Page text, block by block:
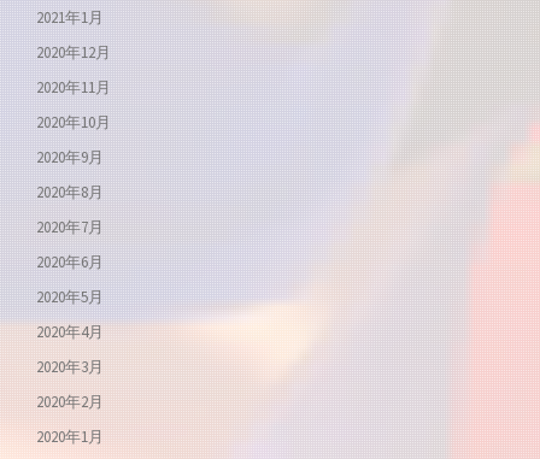
2021年1月
2020年12月
2020年11月
2020年10月
2020年9月
2020年8月
2020年7月
2020年6月
2020年5月
2020年4月
2020年3月
2020年2月
2020年1月